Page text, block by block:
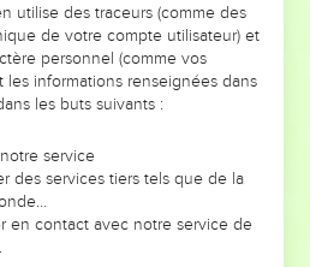
!
POUVAIENT VOUS ÉVITER LES
VOTRES ?
voit moins les doutes, les erreurs
ont traversés, alors même que ce
les ont façonnés.
entrepreneurs, et responsables
utilise des traceurs (comme des
de votre compte utilisateur) et
personnel (comme vos
informations renseignées dans
les buts suivants :
service
des services tiers tels que de la
en contact avec notre service de